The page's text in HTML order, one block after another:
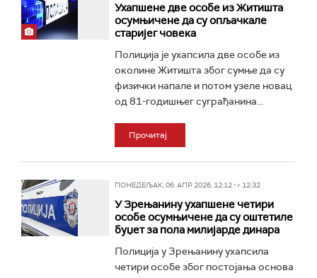
Ухапшене две особе из Житишта
осумњичене да су опљачкале
старијег човека
Полиција је ухапсила две особе из
околине Житишта због сумње да су
физички напалe и потом узелe новац
од 81-годишњег суграђанина...
Прочитај
ПОНЕДЕЉАК, 06. АПР 2026, 12:12 -> 12:32
У Зрењанину ухапшене четири
особе осумњичене да су оштетиле
буџет за пола милијарде динара
Полиција у Зрењанину ухапсила
четири особе због постојања основа